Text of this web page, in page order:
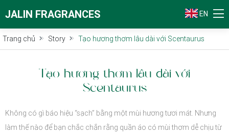
JALIN FRAGRANCES EN
Trang chủ Story Tạo hương thơm lâu dài với Scentaurus
Tạo hương thơm lâu dài với
Scentaurus
Không có gì báo hiệu “sạch” bằng một mùi hương tươi mát. Nhưng
làm thế nào để bạn chắc chắn rằng quần áo có mùi thơm dễ chịu từ